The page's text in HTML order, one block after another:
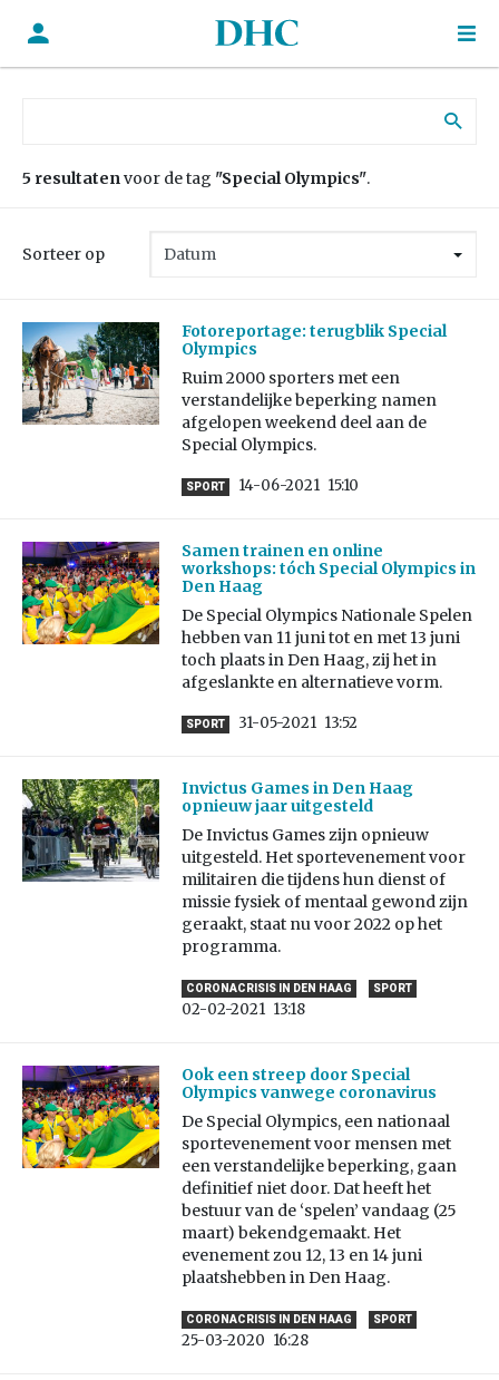
5 resultatenvoor de tag "Special Olympics".
Sorteer op
Fotoreportage: terugblik Special
Olympics
Ruim 2000 sporters met een
verstandelijke beperking namen
afgelopen weekend deel aan de
Special Olympics.
SPORT 14-06-2021 15:10
Samen trainen en online
workshops: tóch Special Olympics in
Den Haag
De Special Olympics Nationale Spelen
hebben van 11 juni tot en met 13 juni
toch plaats in Den Haag, zij het in
afgeslankte en alternatieve vorm.
SPORT 31-05-2021 13:52
Invictus Games in Den Haag
opnieuw jaar uitgesteld
De Invictus Games zijn opnieuw
uitgesteld. Het sportevenement voor
militairen die tijdens hun dienst of
missie fysiek of mentaal gewond zijn
geraakt, staat nu voor 2022 op het
programma.
CORONACRISIS IN DEN HAAG SPORT
02-02-2021 13:18
Ook een streep door Special
Olympics vanwege coronavirus
De Special Olympics, een nationaal
sportevenement voor mensen met
een verstandelijke beperking, gaan
definitief niet door. Dat heeft het
bestuur van de ‘spelen’ vandaag (25
maart) bekendgemaakt. Het
evenement zou 12, 13 en 14 juni
plaatshebben in Den Haag.
CORONACRISIS IN DEN HAAG SPORT
25-03-2020 16:28